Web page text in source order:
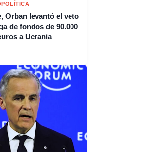
Orban levantó el veto
de fondos de 90.000
a Ucrania